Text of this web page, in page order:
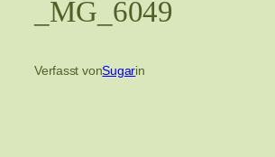
_MG_6049
Verfasst vonSugarin